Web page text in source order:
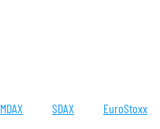
MDAX SDAX EuroStoxx